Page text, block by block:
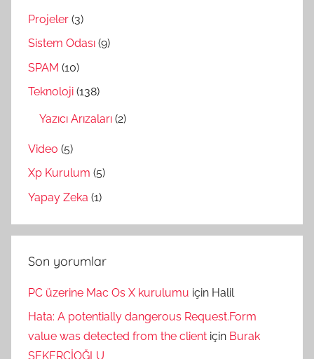
Projeler (3)
Sistem Odası (9)
SPAM (10)
Teknoloji (138)
Yazıcı Arızaları (2)
Video (5)
Xp Kurulum (5)
Yapay Zeka (1)
Son yorumlar
PC üzerine Mac Os X kurulumu için Halil
Hata: A potentially dangerous Request.Form
value was detected from the client için Burak
ŞEKERCİOĞLU